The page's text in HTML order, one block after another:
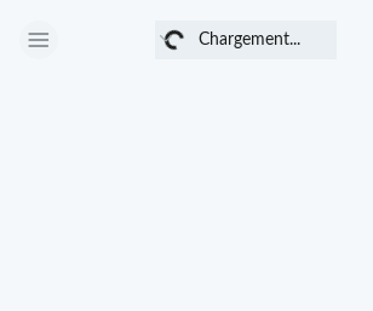
Chargement... Chargement...